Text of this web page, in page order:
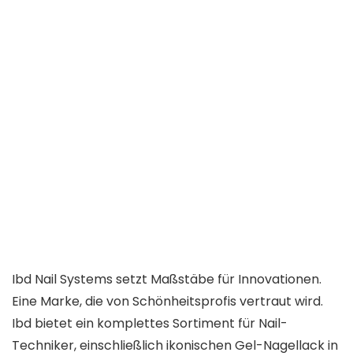
Ibd Nail Systems setzt Maßstäbe für Innovationen.
Eine Marke, die von Schönheitsprofis vertraut wird.
Ibd bietet ein komplettes Sortiment für Nail-
Techniker, einschließlich ikonischen Gel-Nagellack in